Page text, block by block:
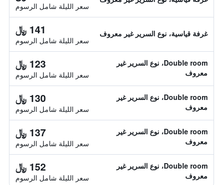
سعر الليلة شامل الرسوم
غرفة قياسية، نوع السرير غير معروف 141 ﷼
سعر الليلة شامل الرسوم
Double room، نوع السرير غير
معروف
123 ﷼
سعر الليلة شامل الرسوم
Double room، نوع السرير غير
معروف
130 ﷼
سعر الليلة شامل الرسوم
Double room، نوع السرير غير
معروف
137 ﷼
سعر الليلة شامل الرسوم
Double room، نوع السرير غير
معروف
152 ﷼
سعر الليلة شامل الرسوم